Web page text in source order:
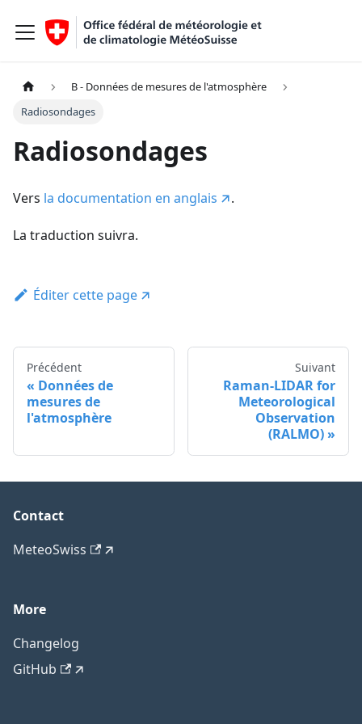
B - Données de mesures de l'atmosphère
Radiosondages
Radiosondages
Vers la documentation en anglais .
La traduction suivra.
Éditer cette page
Précédent
Données de
mesures de
l'atmosphère
Suivant
Raman-LIDAR for
Meteorological
Observation
(RALMO)
Contact
MeteoSwiss
More
Changelog
GitHub